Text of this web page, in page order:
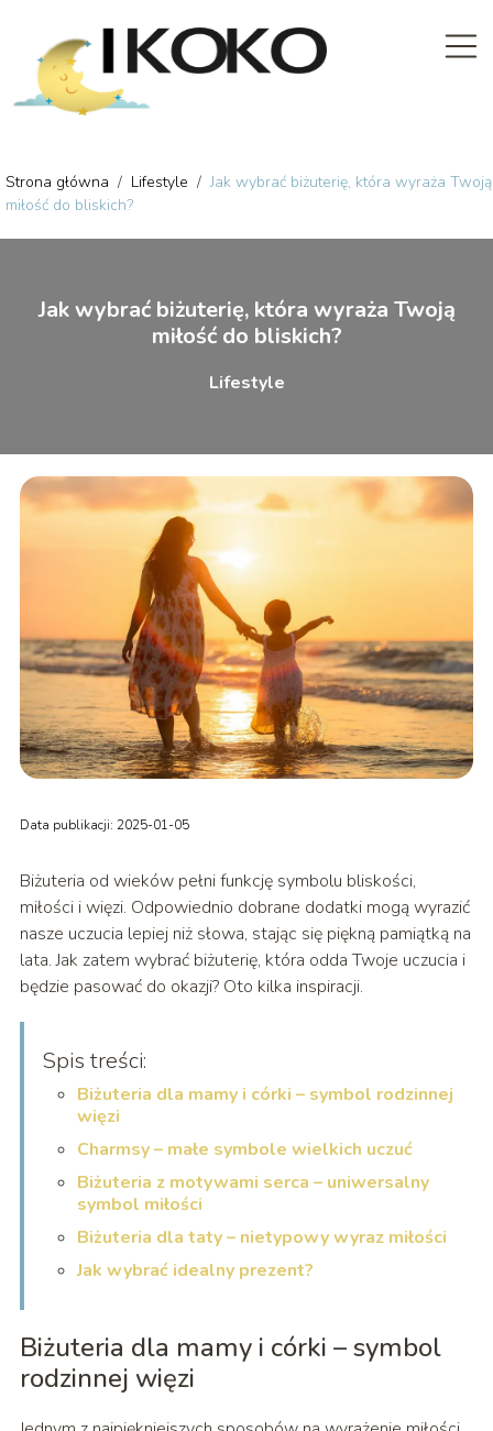
Strona główna / Lifestyle / Jak wybrać biżuterię, która wyraża Twoją
miłość do bliskich?
Jak wybrać biżuterię, która wyraża Twoją
miłość do bliskich?
Lifestyle
Data publikacji: 2025-01-05
Biżuteria od wieków pełni funkcję symbolu bliskości,
miłości i więzi. Odpowiednio dobrane dodatki mogą wyrazić
nasze uczucia lepiej niż słowa, stając się piękną pamiątką na
lata. Jak zatem wybrać biżuterię, która odda Twoje uczucia i
będzie pasować do okazji? Oto kilka inspiracji.
Spis treści:
Biżuteria dla mamy i córki – symbol rodzinnej
więzi
Charmsy – małe symbole wielkich uczuć
Biżuteria z motywami serca – uniwersalny
symbol miłości
Biżuteria dla taty – nietypowy wyraz miłości
Jak wybrać idealny prezent?
Biżuteria dla mamy i córki – symbol
rodzinnej więzi